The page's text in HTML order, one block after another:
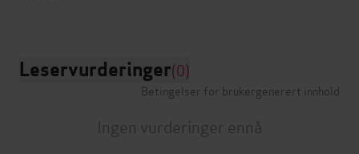
Leservurderinger(0)
Betingelser for brukergenerert innhold
Ingen vurderinger ennå